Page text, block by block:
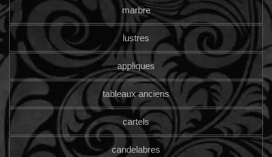
marbre
lustres
appliques
tableaux anciens
cartels
candelabres